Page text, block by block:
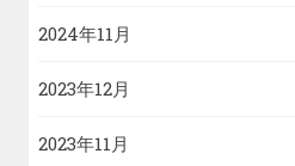
2024年11月
2023年12月
2023年11月